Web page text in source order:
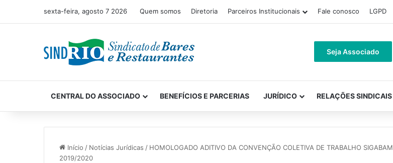
sexta-feira, agosto 7 2026 Quem somos Diretoria Parceiros Institucionais Fale conosco LGPD
Seja Associado
CENTRAL DO ASSOCIADO BENEFÍCIOS E PARCERIAS JURÍDICO RELAÇÕES SINDICAIS
Início / Notícias Jurídicas / HOMOLOGADO ADITIVO DA CONVENÇÃO COLETIVA DE TRABALHO SIGABAM
2019/2020